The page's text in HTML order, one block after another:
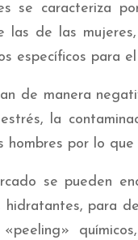
se caracteriza
las de las
específicos para
de manera
la
hombres por lo
se pueden
hidratantes, para